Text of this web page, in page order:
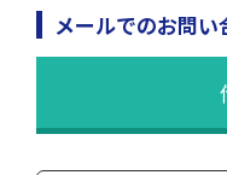
メールでのお問い